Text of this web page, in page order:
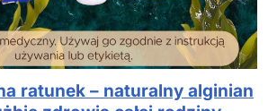
ratunek – naturalny alginian